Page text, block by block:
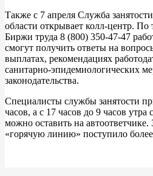
Также с 7 апреля Служба
области открывает колл-центр.
Биржи труда 8 (800) 350-47-47
смогут получить ответы на
выплатах, рекомендациях
санитарно-эпидемиологических
законодательства.
Специалисты службы занятости
часов, а с 17 часов до 9 часов
можно оставить на
«горячую линию» поступило